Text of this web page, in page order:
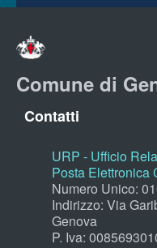
Comune di
Contatti
URP - Ufficio
Posta Elettronica
Numero Unico:
Indirizzo: Via
Genova
P. Iva: